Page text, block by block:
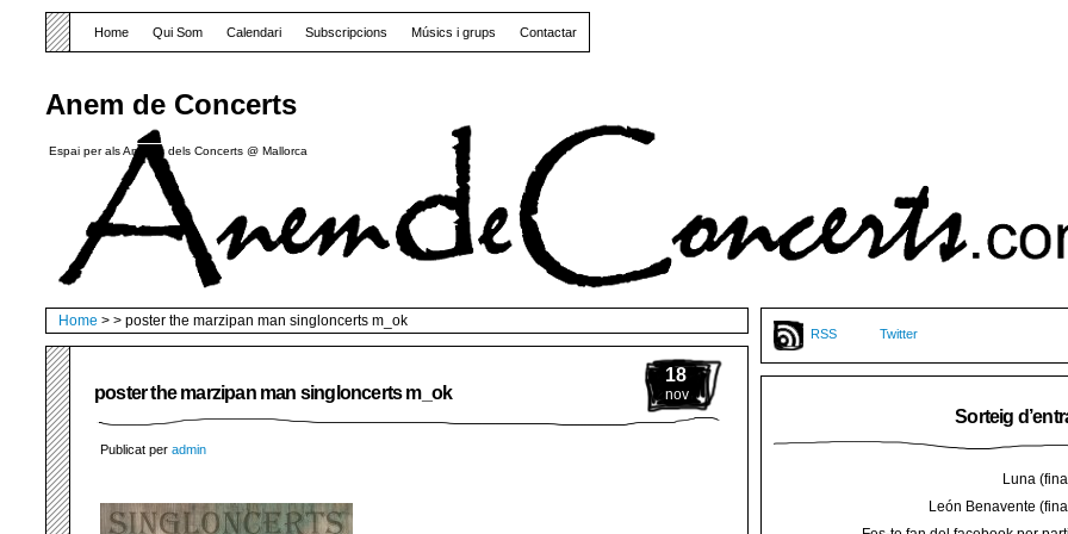
Anem de Concerts
Espai per als Amants dels Concerts @ Mallorca
Home Qui Som Calendari Subscripcions Músics i grups Contactar
Home > > poster the marzipan man singloncerts m_ok
18
nov
poster the marzipan man singloncerts m_ok
Publicat per admin
RSS Twitter
Sorteig
Luna
León Benavente